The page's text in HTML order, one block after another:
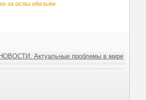
за оспы обезьян
Актуальные проблемы в мире